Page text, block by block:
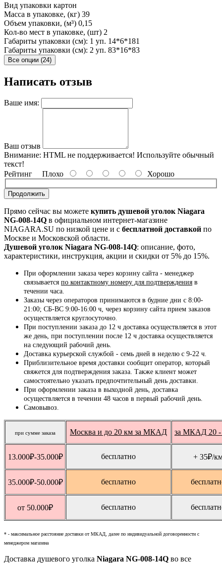
Вид упаковки картон
Масса в упаковке, (кг) 39
Объем упаковки, (м³) 0,15
Кол-во мест в упаковке, (шт) 2
Габариты упаковки (см): 1 уп. 14*6*181
Габариты упаковки (см): 2 уп. 83*16*83
Все опции (24)
Написать отзыв
Ваше имя:
Ваш отзыв
Внимание: HTML не поддерживается! Используйте обычный
текст!
Рейтинг Плохо Хорошо
Продолжить
Прямо сейчас вы можете купить душевой уголок Niagara
NG-008-14Q в официальном интернет-магазине
NIAGARA.SU по низкой цене и с бесплатной доставкой по
Москве и Московской области.
Душевой уголок Niagara NG-008-14Q: описание, фото,
характеристики, инструкция, акции и скидки от 5% до 15%.
При оформлении заказа через корзину сайта - менеджер
связывается по контактному номеру для подтверждения в
течении часа.
Заказы через операторов принимаются в будние дни с 8:00-
21:00; СБ-ВС 9:00-16:00 ч, через корзину сайта прием заказов
осуществляется круглосуточно.
При поступлении заказа до 12 ч доставка осуществляется в этот
же день, при поступлении после 12 ч доставка осуществляется
на следующий рабочий день.
Доставка курьерской службой - семь дней в неделю с 9-22 ч.
Приблизительное время доставки сообщит оператор, который
свяжется для подтверждения заказа. Также клиент может
самостоятельно указать предпочтительный день доставки.
При оформлении заказа в выходной день, доставка
осуществляется в течении 48 часов в первый рабочий день.
Самовывоз.
при сумме заказа Москва и до 20 км за МКАД за МКАД 20 -
13.000₽-35.000₽ бесплатно + 35₽/
35.000₽-50.000₽ бесплатно
от 50.000₽ бесплатно
* - максимальное расстояние доставки от МКАД, далее по индивидуальной договоренности с
менеджером магазина
Доставка душевого уголка Niagara NG-008-14Q во все